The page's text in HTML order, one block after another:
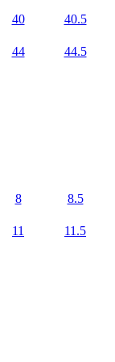
40 40.5
44 44.5
8 8.5
11 11.5